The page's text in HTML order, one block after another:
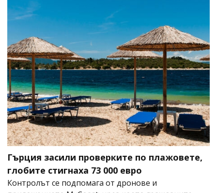
Гърция засили проверките по плажовете,
глобите стигнаха 73 000 евро
Контролът се подпомага от дронове и